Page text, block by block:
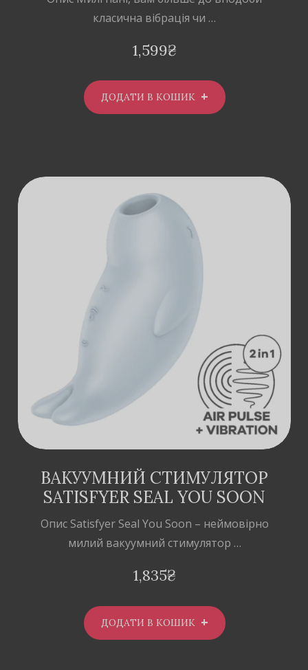
класична вібрація чи …
1,599₴
ДОДАТИ В КОШИК
ВАКУУМНИЙ СТИМУЛЯТОР
SATISFYER SEAL YOU SOON
Опис Satisfyer Seal You Soon – неймовірно
милий вакуумний стимулятор …
1,835₴
ДОДАТИ В КОШИК